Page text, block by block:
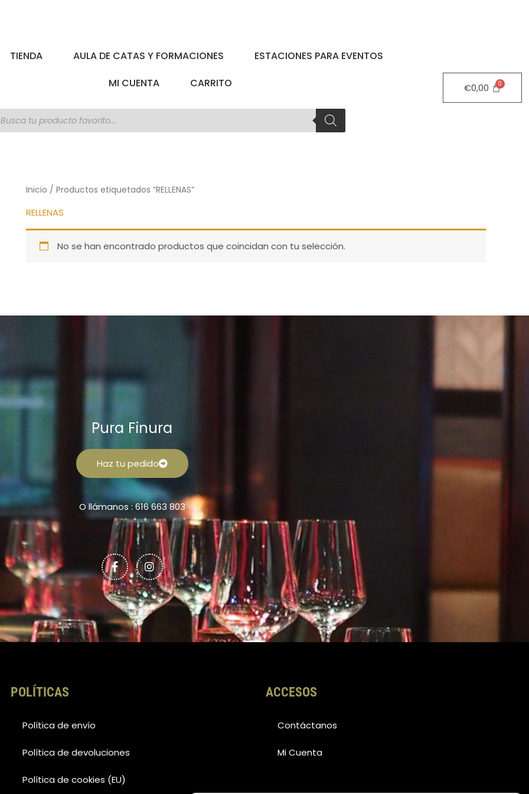
TIENDA AULA DE CATAS Y FORMACIONES
ESTACIONES PARA EVENTOS
MI CUENTA
CARRITO €0,00
Inicio / Productos etiquetados “RELLENAS”
RELLENAS
No se han encontrado productos que coincidan con tu selección.
Pura Finura
Haz tu pedido
O llámanos : 616 663 803
F
a
c
e
b
o
o
k
-
f
I
t
a
g
r
a
m
POLÍTICAS
Política de envío
Política de devoluciones
Política de cookies (EU)
ACCESOS
Contáctanos
Mi Cuenta